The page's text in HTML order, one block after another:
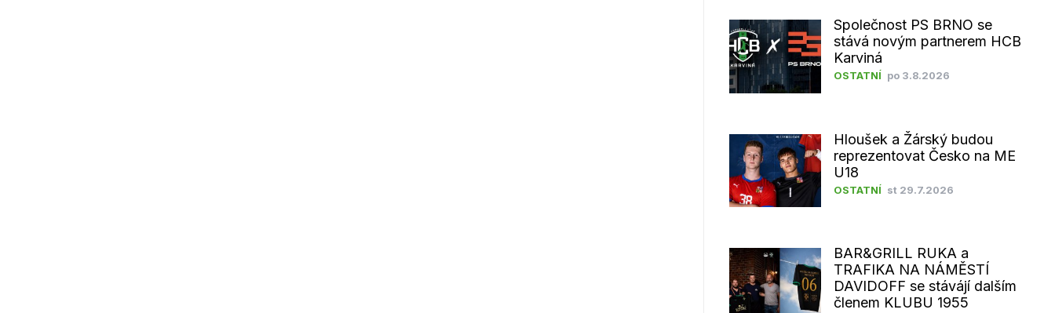
Společnost PS BRNO se
stává novým partnerem HCB
Karviná
OSTATNÍ po 3.8.2026
Hloušek a Žárský budou
reprezentovat Česko na ME
U18
OSTATNÍ st 29.7.2026
BAR&GRILL RUKA a
TRAFIKA NA NÁMĚSTÍ
DAVIDOFF se stávájí dalším
členem KLUBU 1955